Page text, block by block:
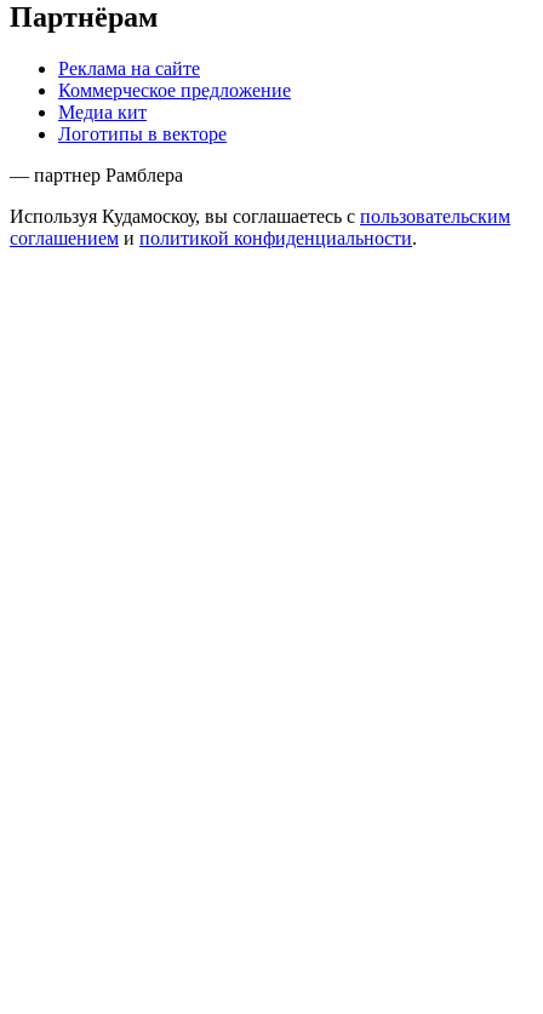
Партнёрам
Реклама на сайте
Коммерческое предложение
Медиа кит
Логотипы в векторе
— партнер Рамблера
Используя Кудамоскоу, вы соглашаетесь с пользовательским
соглашением и политикой конфиденциальности.